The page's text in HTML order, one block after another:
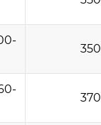
350
370